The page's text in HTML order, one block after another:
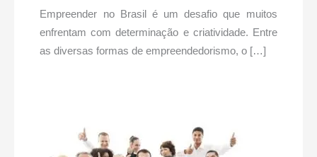
Empreender no Brasil é um desafio que muitos
enfrentam com determinação e criatividade. Entre
as diversas formas de empreendedorismo, o […]